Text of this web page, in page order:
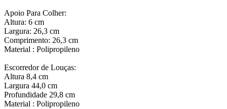
Apoio Para Colher:
Altura: 6 cm
Largura: 26,3 cm
Comprimento: 26,3 cm
Material : Polipropileno
Escorredor de Louças:
Altura 8,4 cm
Largura 44,0 cm
Profundidade 29,8 cm
Material : Polipropileno